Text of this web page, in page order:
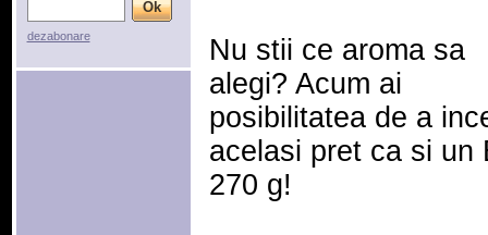
Nu stii ce aroma sa
alegi? Acum ai
posibilitatea de a
acelasi pret ca si un
270 g!
dezabonare